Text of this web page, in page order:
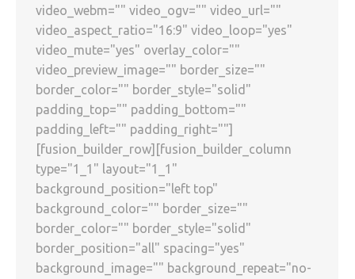
video_webm="" video_ogv="" video_url=""
video_aspect_ratio="16:9" video_loop="yes"
video_mute="yes" overlay_color=""
video_preview_image="" border_size=""
border_color="" border_style="solid"
padding_top="" padding_bottom=""
padding_left="" padding_right=""]
[fusion_builder_row][fusion_builder_column
type="1_1" layout="1_1"
background_position="left top"
background_color="" border_size=""
border_color="" border_style="solid"
border_position="all" spacing="yes"
background_image="" background_repeat="no-